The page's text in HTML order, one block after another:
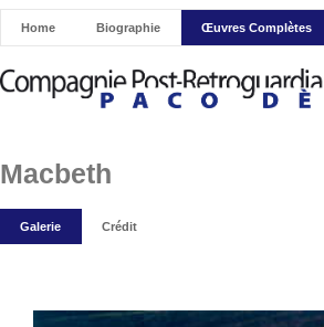
Home Biographie Œuvres Complètes
Macbeth
Galerie Crédit